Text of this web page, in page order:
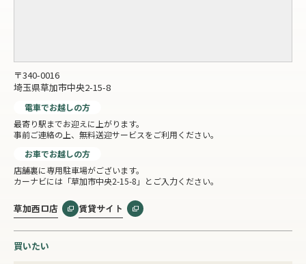
〒340-0016
埼玉県草加市中央2-15-8
電車でお越しの方
最寄り駅までお迎えに上がります。
事前ご連絡の上、無料送迎サービスをご利用ください。
お車でお越しの方
店舗裏に専用駐車場がございます。
カーナビには「草加市中央2-15-8」とご入力ください。
草加西口店 賃貸サイト
買いたい